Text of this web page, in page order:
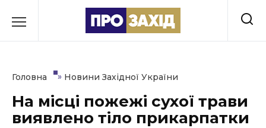
до
Культура
Головна » Новини Західної України
На місці пожежі сухої трави
виявлено тіло прикарпатки